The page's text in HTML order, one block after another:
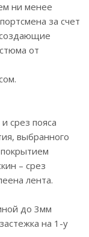
ни менее
за счет
от
срез пояса
выбранного
– срез
лента.
до 3мм
на 1-у